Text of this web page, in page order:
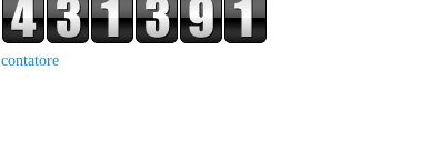
contatore